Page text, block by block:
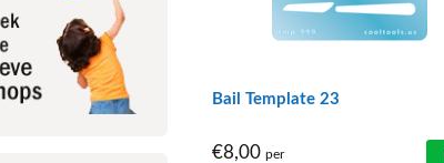
Bail Template 23
€8,00 per